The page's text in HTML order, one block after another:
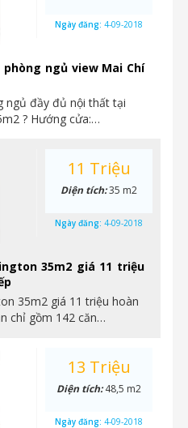
ngủ view Mai Chí
ngủ đầy đủ nội thất tại
? Hướng cửa:…
Ngày đăng: 4-09-2018
35m2 giá 11 triệu
35m2 giá 11 triệu hoàn
chỉ gồm 142 căn…
11 Triệu
Diện tích:35 m2
Ngày đăng: 4-09-2018
13 Triệu
Diện tích:48,5 m2
Ngày đăng: 4-09-2018